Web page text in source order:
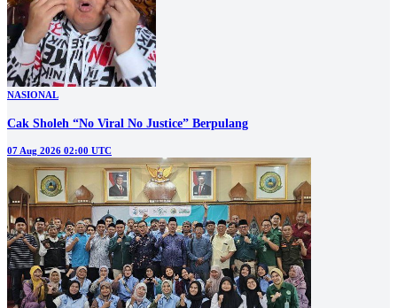
NASIONAL
Cak Sholeh “No Viral No Justice” Berpulang
07 Aug 2026 02:00 UTC